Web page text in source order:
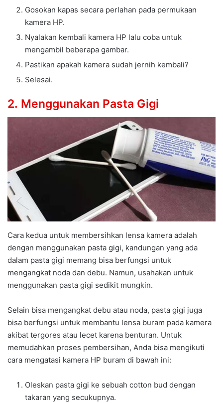
Gosokan kapas secara perlahan pada permukaan
kamera HP.
Nyalakan kembali kamera HP lalu coba untuk
mengambil beberapa gambar.
Pastikan apakah kamera sudah jernih kembali?
Selesai.
2. Menggunakan Pasta Gigi
Cara kedua untuk membersihkan lensa kamera adalah
dengan menggunakan pasta gigi, kandungan yang ada
dalam pasta gigi memang bisa berfungsi untuk
mengangkat noda dan debu. Namun, usahakan untuk
menggunakan pasta gigi sedikit mungkin.
Selain bisa mengangkat debu atau noda, pasta gigi juga
bisa berfungsi untuk membantu lensa buram pada kamera
akibat tergores atau lecet karena benturan. Untuk
memudahkan proses pembersihan, Anda bisa mengikuti
cara mengatasi kamera HP buram di bawah ini:
Oleskan pasta gigi ke sebuah cotton bud dengan
takaran yang secukupnya.